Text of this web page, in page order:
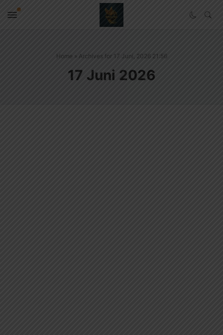
Home » Archives for 17 Juni, 2026 21:56
17 Juni 2026